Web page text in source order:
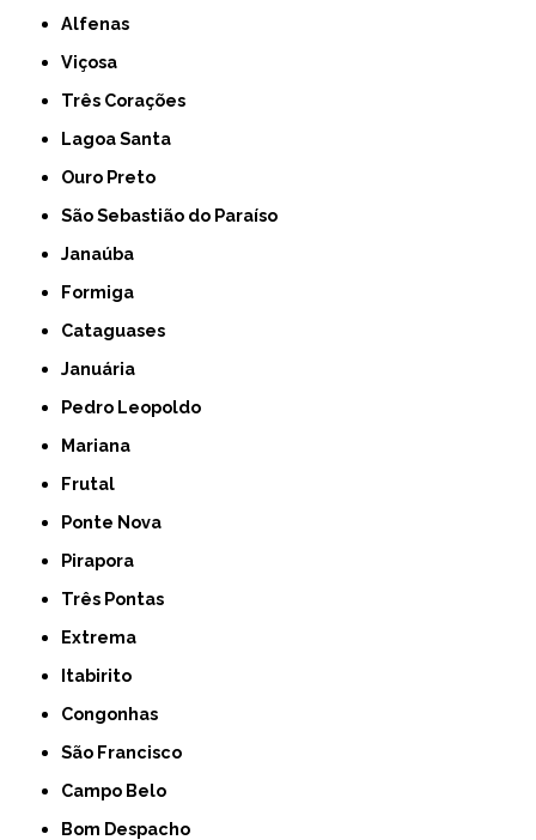
Alfenas
Viçosa
Três Corações
Lagoa Santa
Ouro Preto
São Sebastião do Paraíso
Janaúba
Formiga
Cataguases
Januária
Pedro Leopoldo
Mariana
Frutal
Ponte Nova
Pirapora
Três Pontas
Extrema
Itabirito
Congonhas
São Francisco
Campo Belo
Bom Despacho